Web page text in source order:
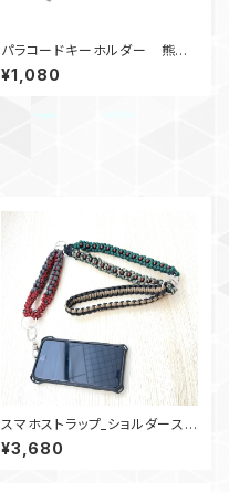
パラコードキーホルダー 熊鈴_
SC_紫黒 カウベル キーリン
グ
¥1,080
スマホストラップ_ショルダースト
ラップ_28ウッドビーズ_緑赤カ
ーキグレー
¥3,680